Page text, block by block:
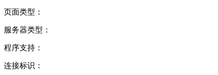
页面类型：
服务器类型：
程序支持：
连接标识：